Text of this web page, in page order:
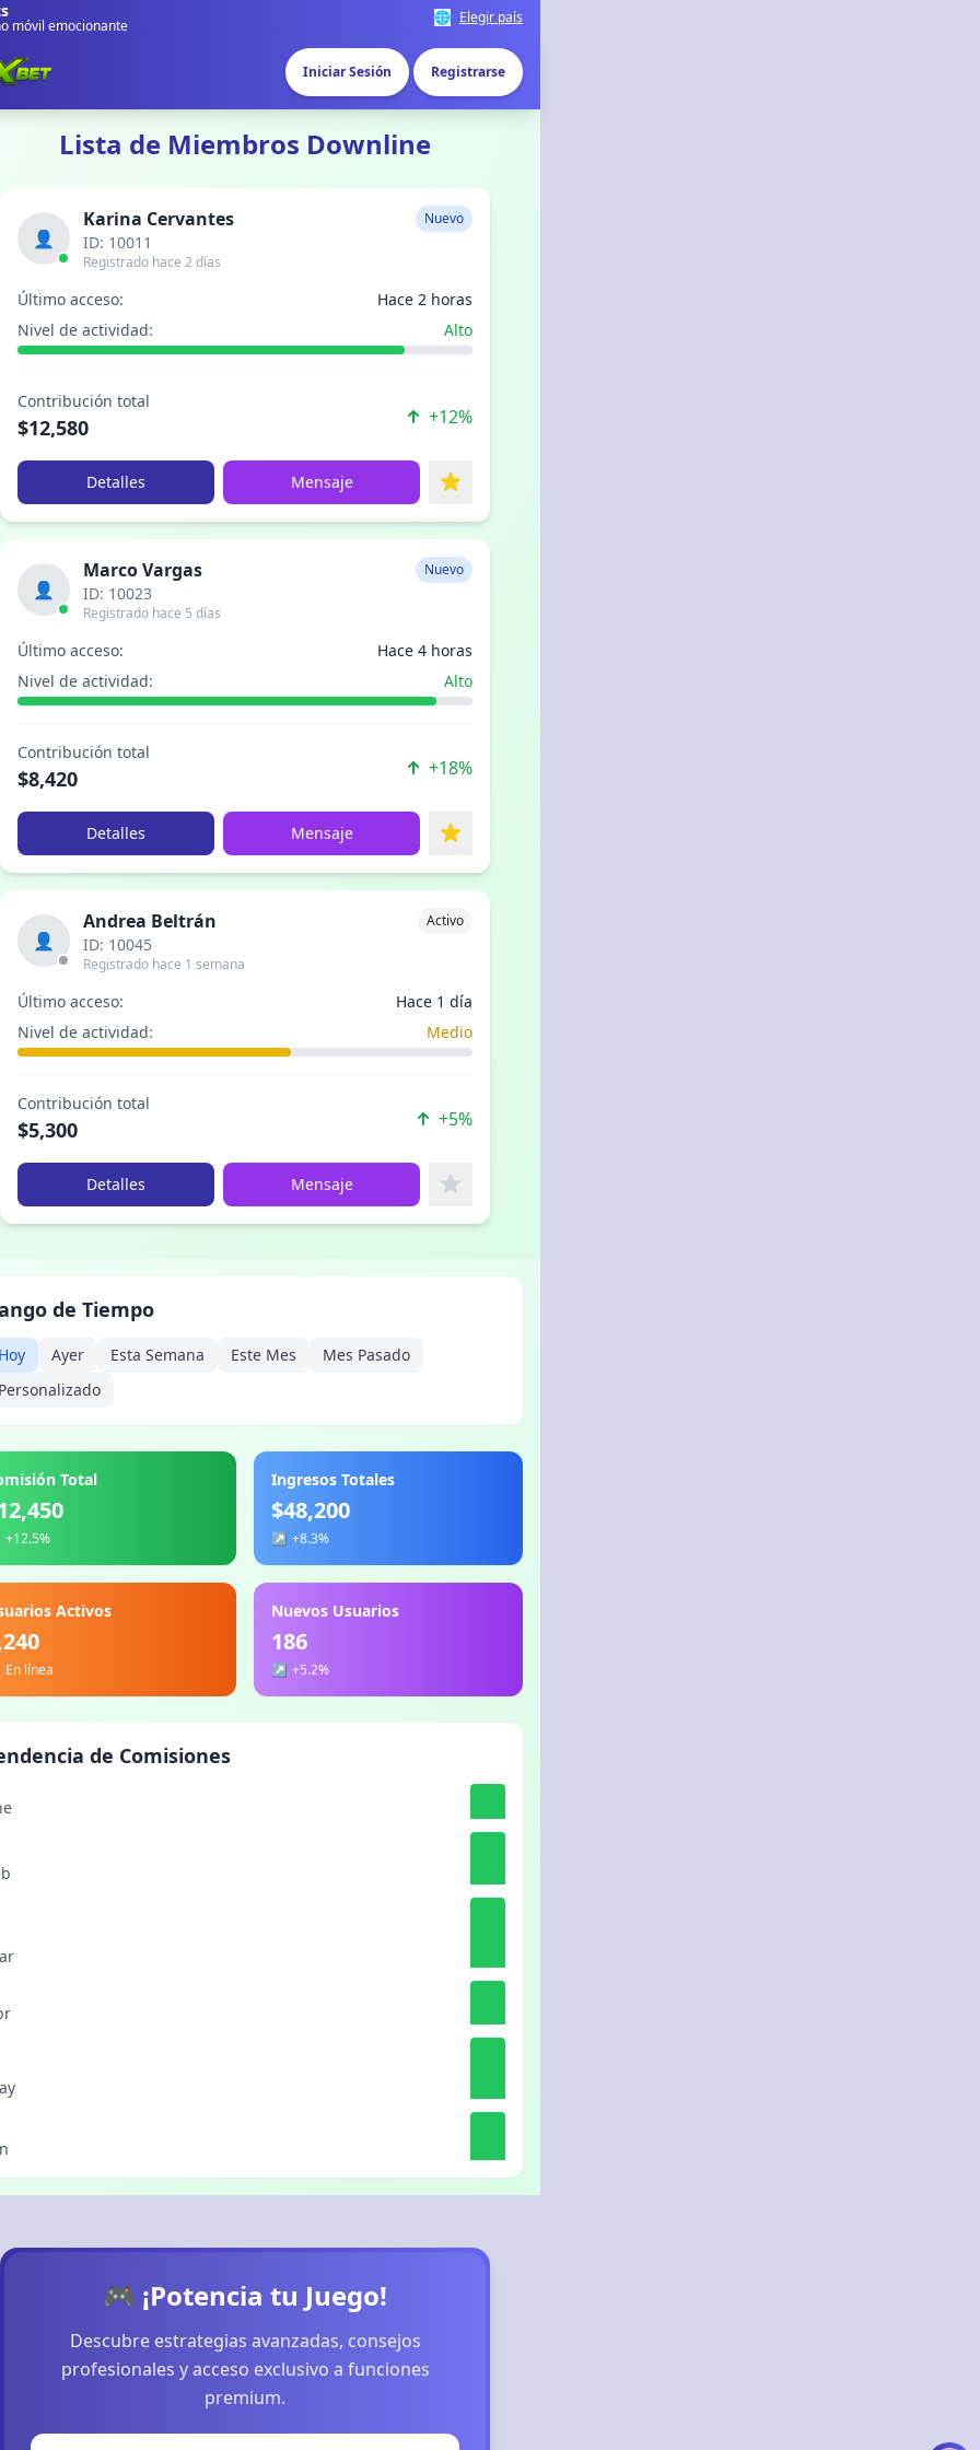
móvil emocionante 🌐 Elegir país
Iniciar Sesión Registrarse
Lista de Miembros Downline
👤
Karina Cervantes
ID: 10011
Registrado hace 2 días
Nuevo
Último acceso:
Hace 2 horas
Nivel de actividad:
Alto
Contribución total
$12,580 +12%
Detalles Mensaje
👤
Marco Vargas
ID: 10023
Registrado hace 5 días
Nuevo
Último acceso:
Hace 4 horas
Nivel de actividad:
Alto
Contribución total
$8,420 +18%
Detalles Mensaje
👤
Andrea Beltrán
ID: 10045
Registrado hace 1 semana
Activo
Último acceso:
Hace 1 día
Nivel de actividad:
Medio
Contribución total
$5,300 +5%
Detalles Mensaje
de Tiempo
Ayer Esta Semana Este Mes
Mes Pasado
Total
+12.5%
Ingresos Totales
$48,200
↗ +8.3%
Activos
En línea
Nuevos Usuarios
186
↗ +5.2%
de Comisiones
🎮 ¡Potencia tu Juego!
Descubre estrategias avanzadas, consejos
profesionales y acceso exclusivo a funciones
premium.